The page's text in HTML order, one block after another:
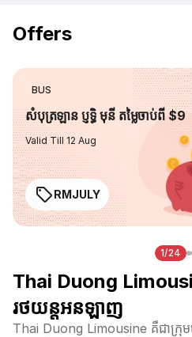
Offers
BUS
សំបុត្រឡាន ប្ញទ្ធិ មុនី តម្លៃចាប់ពី $9
Valid Till 12 Aug
RMJULY
1/24
Thai Duong
រថយន្តអនឡាញ
Thai Duong Limousine គឺជាក្